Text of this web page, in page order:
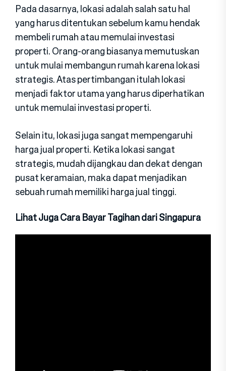
Pada dasarnya, lokasi adalah salah satu hal
yang harus ditentukan sebelum kamu hendak
membeli rumah atau memulai investasi
properti. Orang-orang biasanya memutuskan
untuk mulai membangun rumah karena lokasi
strategis. Atas pertimbangan itulah lokasi
menjadi faktor utama yang harus diperhatikan
untuk memulai investasi properti.
Selain itu, lokasi juga sangat mempengaruhi
harga jual properti. Ketika lokasi sangat
strategis, mudah dijangkau dan dekat dengan
pusat keramaian, maka dapat menjadikan
sebuah rumah memiliki harga jual tinggi.
Lihat Juga Cara Bayar Tagihan dari Singapura